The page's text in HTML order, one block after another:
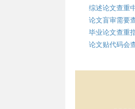
综述论文查重
论文盲审需要
毕业论文查重
论文贴代码会